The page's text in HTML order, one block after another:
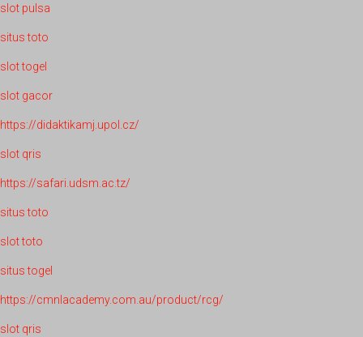
slot pulsa
situs toto
slot togel
slot gacor
https://didaktikamj.upol.cz/
slot qris
https://safari.udsm.ac.tz/
situs toto
slot toto
situs togel
https://cmnlacademy.com.au/product/rcg/
slot qris